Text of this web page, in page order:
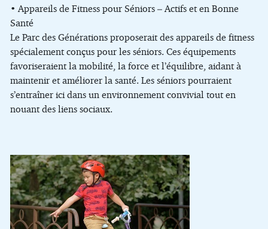
• Appareils de Fitness pour Séniors – Actifs et en Bonne
Santé
Le Parc des Générations proposerait des appareils de fitness
spécialement conçus pour les séniors. Ces équipements
favoriseraient la mobilité, la force et l’équilibre, aidant à
maintenir et améliorer la santé. Les séniors pourraient
s’entraîner ici dans un environnement convivial tout en
nouant des liens sociaux.